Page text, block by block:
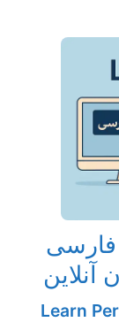
فارسی
آنلاین
Learn